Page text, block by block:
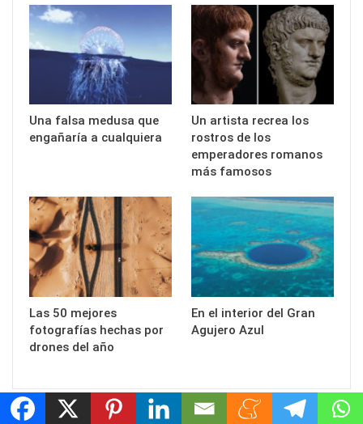
Una falsa medusa que
engañaría a cualquiera
Un artista recrea los
rostros de los
emperadores romanos
más famosos
Las 50 mejores
fotografías hechas por
drones del año
En el interior del Gran
Agujero Azul